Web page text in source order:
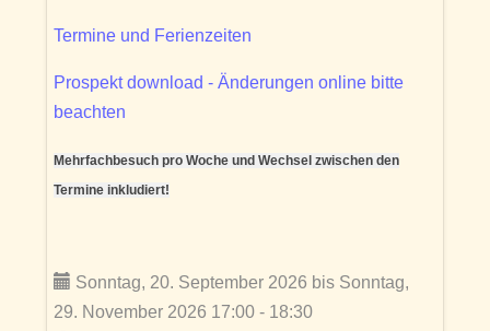
Termine und Ferienzeiten
Prospekt download - Änderungen online bitte
beachten
Mehrfachbesuch pro Woche und Wechsel zwischen den
Termine inkludiert!
Sonntag, 20. September 2026 bis Sonntag,
29. November 2026 17:00 - 18:30